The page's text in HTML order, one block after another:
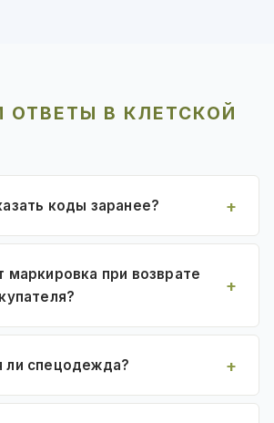
ОТВЕТЫ В КЛЕТСКОЙ
коды заранее?
маркировка при возврате
ли спецодежда?